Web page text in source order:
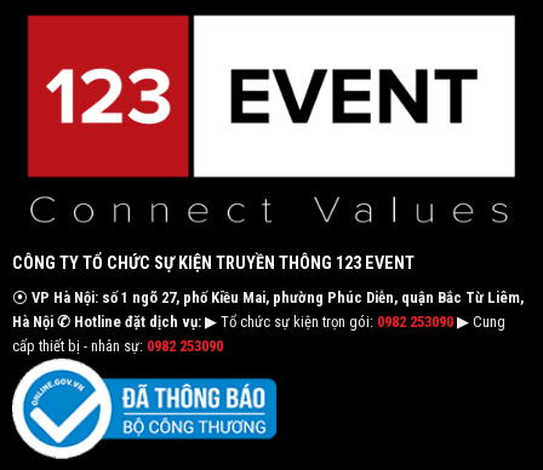
CÔNG TY TỔ CHỨC SỰ KIỆN TRUYỀN THÔNG 123 EVENT
⦿ VP Hà Nội: số 1 ngõ 27, phố Kiều Mai, phường Phúc Diễn, quận Bắc Từ Liêm,
Hà Nội ✆ Hotline đặt dịch vụ:▶ Tổ chức sự kiện trọn gói: 0982 253090▶ Cung
cấp thiết bị - nhân sự: 0982 253090